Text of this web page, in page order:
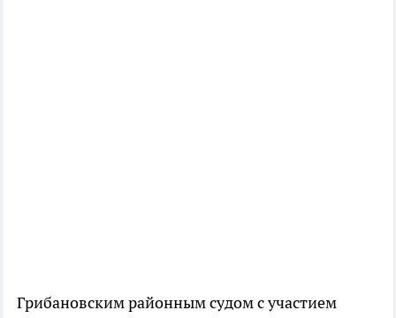
Грибановским районным судом с участием